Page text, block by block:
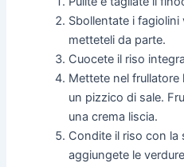
Sbollentate i
metteteli da parte.
Cuocete il riso
Mettete nel frullatore
un pizzico di sale.
una crema liscia.
Condite il riso con la
aggiungete le